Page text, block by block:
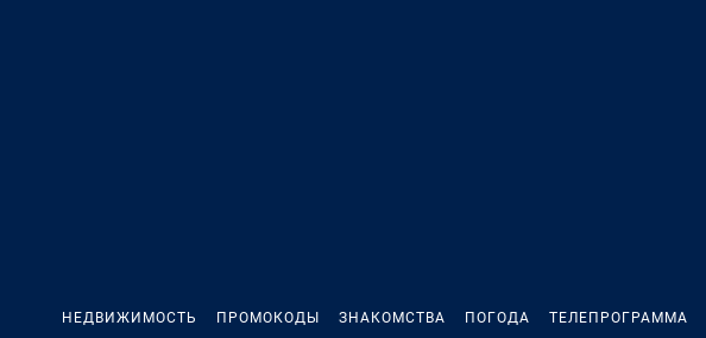
НЕДВИЖИМОСТЬ ПРОМОКОДЫ ЗНАКОМСТВА ПОГОДА ТЕЛЕПРОГРАММА